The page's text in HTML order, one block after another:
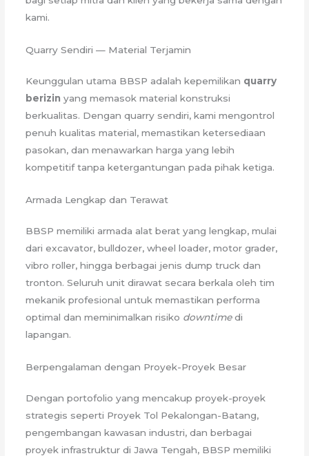
kami.
Quarry Sendiri — Material Terjamin
Keunggulan utama BBSP adalah kepemilikan quarry
berizin yang memasok material konstruksi
berkualitas. Dengan quarry sendiri, kami mengontrol
penuh kualitas material, memastikan ketersediaan
pasokan, dan menawarkan harga yang lebih
kompetitif tanpa ketergantungan pada pihak ketiga.
Armada Lengkap dan Terawat
BBSP memiliki armada alat berat yang lengkap, mulai
dari excavator, bulldozer, wheel loader, motor grader,
vibro roller, hingga berbagai jenis dump truck dan
tronton. Seluruh unit dirawat secara berkala oleh tim
mekanik profesional untuk memastikan performa
optimal dan meminimalkan risiko downtimedi
lapangan.
Berpengalaman dengan Proyek-Proyek Besar
Dengan portofolio yang mencakup proyek-proyek
strategis seperti Proyek Tol Pekalongan-Batang,
pengembangan kawasan industri, dan berbagai
proyek infrastruktur di Jawa Tengah, BBSP memiliki